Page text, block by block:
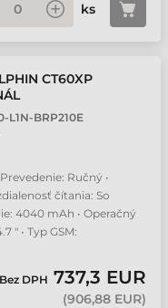
ks
CT60XP
L1N-BRP210E
Ručný •
čítania: So
4040 mAh • Operačný
" • Typ GSM:
Bez DPH 737,3 EUR
(906,88 EUR)